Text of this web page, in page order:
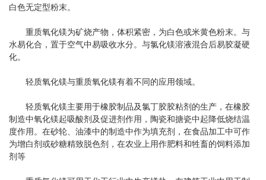
白色无定型粉末。
重质氧化镁为矿烧产物，体积紧密，为白色或米黄色粉末。与
水易化合，置于空气中易吸收水分。与氯化镁溶液混合后易胶凝硬
化。
轻质氧化镁与重质氧化镁有着不同的应用领域。
轻质氧化镁主要用于橡胶制品及氯丁胶胶粘剂的生产，在橡胶
制造中氧化镁起吸酸剂及促进剂作用，陶瓷和搪瓷中起降低烧结温
度作用。在砂轮、油漆中的制造中作为填充剂，在食品加工中可作
为增白剂或砂糖精致脱色剂，在农业上用作肥料和牲畜的饲料添加
剂等